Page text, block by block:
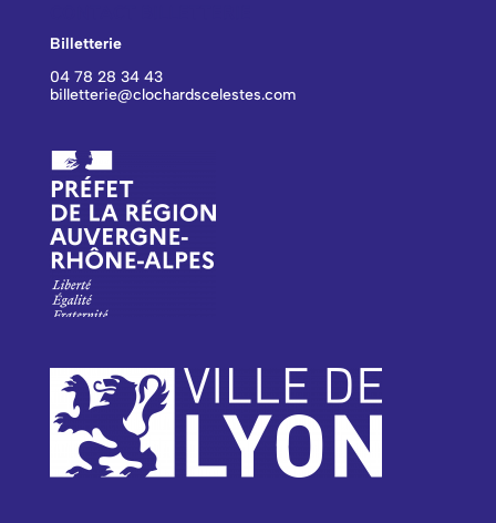
Billetterie
04 78 28 34 43
billetterie@clochardscelestes.com